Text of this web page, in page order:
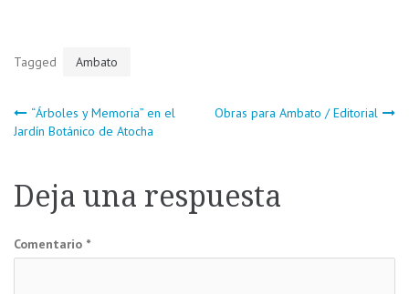
Tagged Ambato
Navegación
entradas
“Árboles y Memoria” en el
Jardín Botánico de Atocha
Obras para Ambato / Editorial
Deja una respuesta
Comentario *